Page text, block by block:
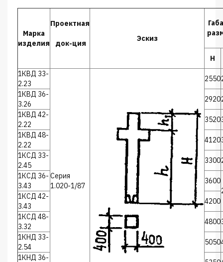
Марка
изделия
Проектная
док-ция
Эскиз
Н
1КВД 33-
2.23
Серия
1.020-1/87
2550
1КВД 36-
3.26
2920
1КВД 42-
2.22
3520
1КВД 48-
2.22
4120
1КСД 33-
2.45
3300
1КСД 36-
3.43
3600
1КСД 42-
3.43
4200
1КСД 48-
3.32
4800
1КНД 33-
2.54
5050
1КНД 36-